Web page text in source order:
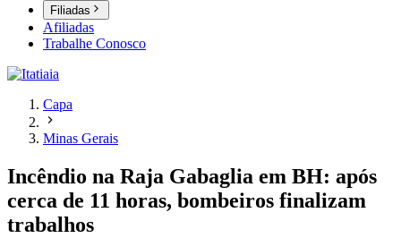
Filiadas
Afiliadas
Trabalhe Conosco
Capa
Minas Gerais
Incêndio na Raja Gabaglia em BH: após
cerca de 11 horas, bombeiros finalizam
trabalhos